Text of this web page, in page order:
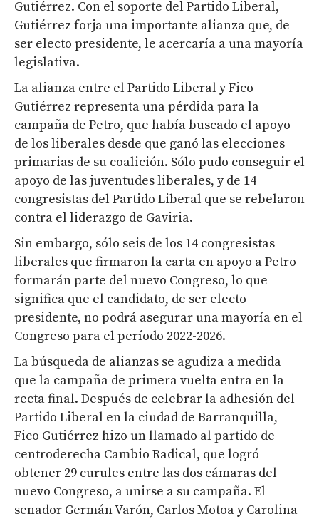
Gutiérrez. Con el soporte del Partido Liberal,
Gutiérrez forja una importante alianza que, de
ser electo presidente, le acercaría a una mayoría
legislativa.
La alianza entre el Partido Liberal y Fico
Gutiérrez representa una pérdida para la
campaña de Petro, que había buscado el apoyo
de los liberales desde que ganó las elecciones
primarias de su coalición. Sólo pudo conseguir el
apoyo de las juventudes liberales, y de 14
congresistas del Partido Liberal que se rebelaron
contra el liderazgo de Gaviria.
Sin embargo, sólo seis de los 14 congresistas
liberales que firmaron la carta en apoyo a Petro
formarán parte del nuevo Congreso, lo que
significa que el candidato, de ser electo
presidente, no podrá asegurar una mayoría en el
Congreso para el período 2022-2026.
La búsqueda de alianzas se agudiza a medida
que la campaña de primera vuelta entra en la
recta final. Después de celebrar la adhesión del
Partido Liberal en la ciudad de Barranquilla,
Fico Gutiérrez hizo un llamado al partido de
centroderecha Cambio Radical, que logró
obtener 29 curules entre las dos cámaras del
nuevo Congreso, a unirse a su campaña. El
senador Germán Varón, Carlos Motoa y Carolina